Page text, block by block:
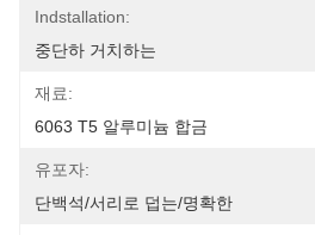
Indstallation:
중단하 거치하는
재료:
6063 T5 알루미늄 합금
유포자:
단백석/서리로 덥는/명확한